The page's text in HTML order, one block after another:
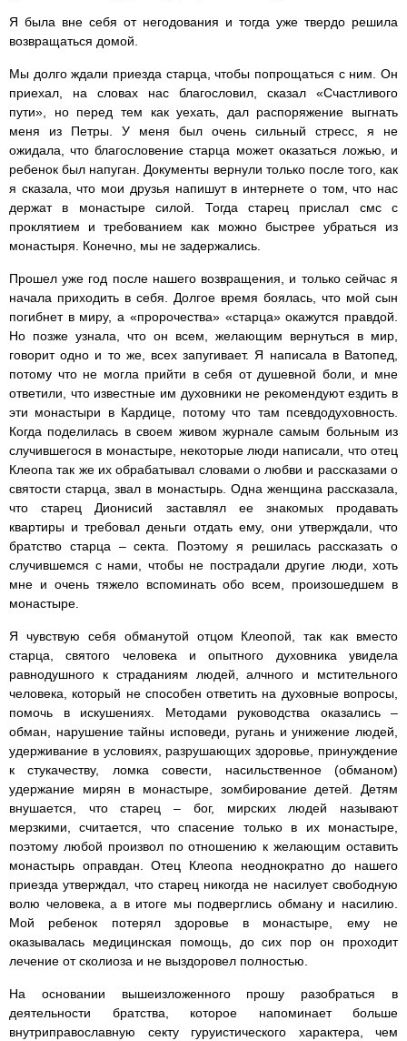
Я была вне себя от негодования и тогда уже твердо решила
возвращаться домой.
Мы долго ждали приезда старца, чтобы попрощаться с ним. Он
приехал, на словах нас благословил, сказал «Счастливого
пути», но перед тем как уехать, дал распоряжение выгнать
меня из Петры. У меня был очень сильный стресс, я не
ожидала, что благословение старца может оказаться ложью, и
ребенок был напуган. Документы вернули только после того, как
я сказала, что мои друзья напишут в интернете о том, что нас
держат в монастыре силой. Тогда старец прислал смс с
проклятием и требованием как можно быстрее убраться из
монастыря. Конечно, мы не задержались.
Прошел уже год после нашего возвращения, и только сейчас я
начала приходить в себя. Долгое время боялась, что мой сын
погибнет в миру, а «пророчества» «старца» окажутся правдой.
Но позже узнала, что он всем, желающим вернуться в мир,
говорит одно и то же, всех запугивает. Я написала в Ватопед,
потому что не могла прийти в себя от душевной боли, и мне
ответили, что известные им духовники не рекомендуют ездить в
эти монастыри в Кардице, потому что там псевдодуховность.
Когда поделилась в своем живом журнале самым больным из
случившегося в монастыре, некоторые люди написали, что отец
Клеопа так же их обрабатывал словами о любви и рассказами о
святости старца, звал в монастырь. Одна женщина рассказала,
что старец Дионисий заставлял ее знакомых продавать
квартиры и требовал деньги отдать ему, они утверждали, что
братство старца – секта. Поэтому я решилась рассказать о
случившемся с нами, чтобы не пострадали другие люди, хоть
мне и очень тяжело вспоминать обо всем, произошедшем в
монастыре.
Я чувствую себя обманутой отцом Клеопой, так как вместо
старца, святого человека и опытного духовника увидела
равнодушного к страданиям людей, алчного и мстительного
человека, который не способен ответить на духовные вопросы,
помочь в искушениях. Методами руководства оказались –
обман, нарушение тайны исповеди, ругань и унижение людей,
удерживание в условиях, разрушающих здоровье, принуждение
к стукачеству, ломка совести, насильственное (обманом)
удержание мирян в монастыре, зомбирование детей. Детям
внушается, что старец – бог, мирских людей называют
мерзкими, считается, что спасение только в их монастыре,
поэтому любой произвол по отношению к желающим оставить
монастырь оправдан. Отец Клеопа неоднократно до нашего
приезда утверждал, что старец никогда не насилует свободную
волю человека, а в итоге мы подверглись обману и насилию.
Мой ребенок потерял здоровье в монастыре, ему не
оказывалась медицинская помощь, до сих пор он проходит
лечение от сколиоза и не выздоровел полностью.
На основании вышеизложенного прошу разобраться в
деятельности братства, которое напоминает больше
внутриправославную секту гуруистического характера, чем